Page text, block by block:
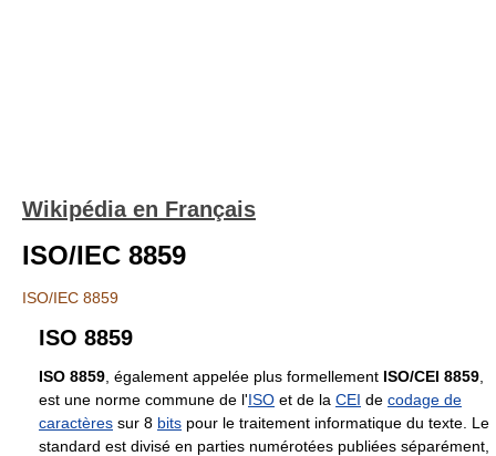
Wikipédia en Français
ISO/IEC 8859
ISO/IEC 8859
ISO 8859
ISO 8859 , également appelée plus formellement ISO/CEI 8859
est une norme commune de l'ISO et de la CEI de codage de
caractères sur 8 bits pour le traitement informatique du texte. Le
standard est divisé en parties numérotées publiées séparément,